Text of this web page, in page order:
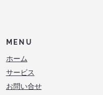
MENU
​ホーム
サービス
​お問い合せ